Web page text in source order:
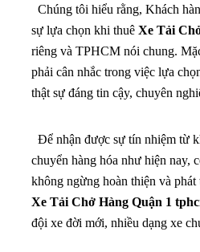
Chúng tôi hiểu rằng, Khách
sự lựa chọn khi thuê Xe Tải
riêng và TPHCM nói chung.
phải cân nhắc trong việc lựa
thật sự đáng tin cậy, chuyên
Để nhận được sự tín nhiệm từ
chuyển hàng hóa như hiện nay,
không ngừng hoàn thiện và phát
Xe Tải Chở Hàng Quận 1
đội xe đời mới, nhiều dạng xe